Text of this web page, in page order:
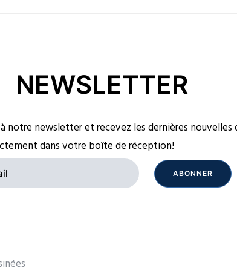
NEWSLETTER
notre newsletter et recevez les dernières nouvelles
dans votre boîte de réception!